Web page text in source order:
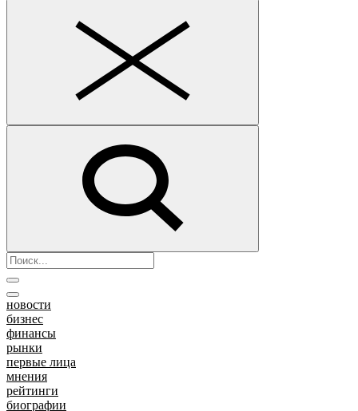
новости
бизнес
финансы
рынки
первые лица
мнения
рейтинги
биографии